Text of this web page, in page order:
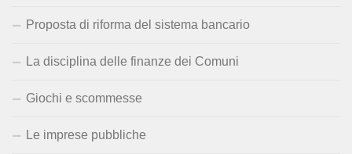
Proposta di riforma del sistema bancario
La disciplina delle finanze dei Comuni
Giochi e scommesse
Le imprese pubbliche